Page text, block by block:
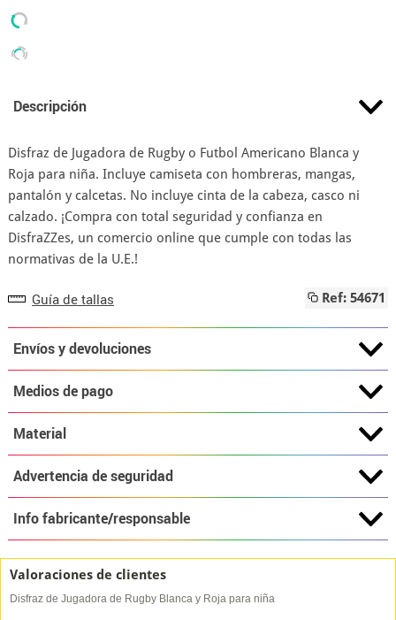
Descripción
Disfraz de Jugadora de Rugby o Futbol Americano Blanca y
Roja para niña. Incluye camiseta con hombreras, mangas,
pantalón y calcetas. No incluye cinta de la cabeza, casco ni
calzado. ¡Compra con total seguridad y confianza en
DisfraZZes, un comercio online que cumple con todas las
normativas de la U.E.!
Guía de tallas Ref: 54671
Envíos y devoluciones
Medios de pago
Material
Advertencia de seguridad
Info fabricante/responsable
Valoraciones de clientes
Disfraz de Jugadora de Rugby Blanca y Roja para niña